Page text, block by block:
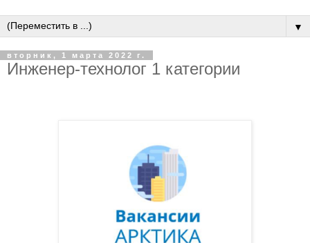
▼
вторник, 1 марта 2022 г.
Инженер-технолог 1 категории